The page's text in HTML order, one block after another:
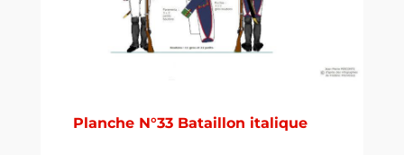
Planche N°33 Bataillon italique